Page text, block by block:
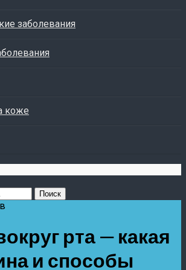
заболевания
коже
рта — какая
и способы